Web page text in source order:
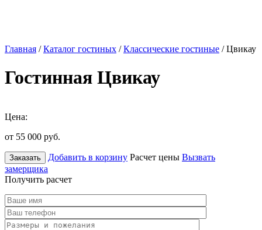
Главная /Каталог гостиных /Классические гостиные / Цвикау
Гостинная Цвикау
Цена:
от 55 000 руб.
Заказать Добавить в корзину Расчет цены Вызвать
замерщика
Получить расчет